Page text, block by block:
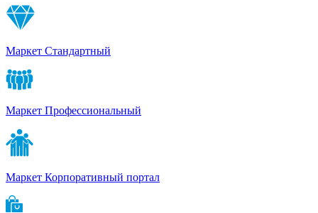
Маркет Стандартный
Маркет Профессиональный
Маркет Корпоративный портал